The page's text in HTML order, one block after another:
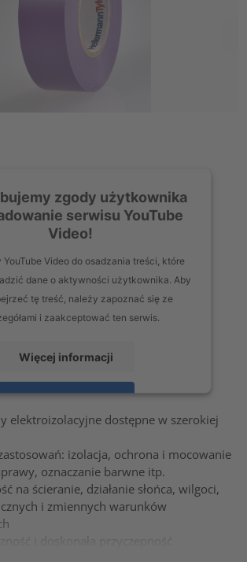
zgody użytkownika
serwisu YouTube
Video!
Video do osadzania treści, które
dane o aktywności użytkownika. Aby
tę treść, należy zapoznać się ze
i zaakceptować ten serwis.
Więcej informacji
Zaakceptuj
Usercentrics Consent Management Platform
elektroizolacyjne dostępne w szerokiej
izolacja, ochrona i mocowanie
oznaczanie barwne itp.
na ścieranie, działanie słońca, wilgoci,
i zmiennych warunków